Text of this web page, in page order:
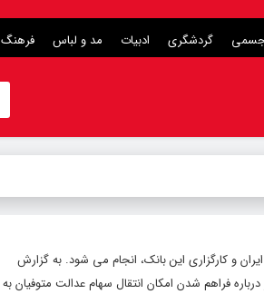
گردشگری ادبیات مد و لباس فرهنگ
و کارگزاری این بانک، انجام می شود. به گزارش
فراهم شدن امکان انتقال سهام عدالت متوفیان به